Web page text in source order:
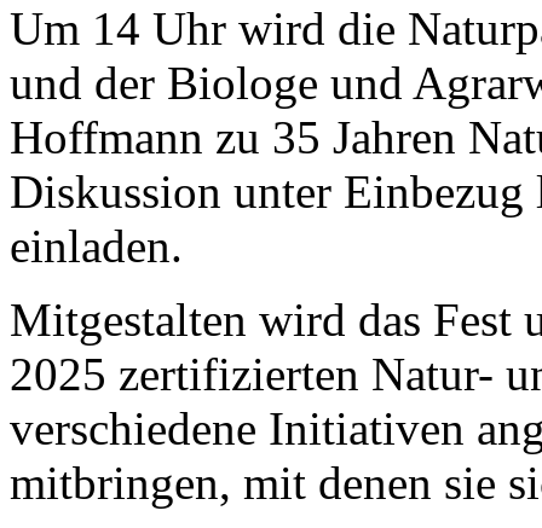
Um 14 Uhr wird die
und der Biologe und
Hoffmann zu 35 Jahren
Diskussion unter
einladen.
Mitgestalten wird das Fest
2025 zertifizierten Natur-
verschiedene Initiativen
mitbringen, mit denen sie